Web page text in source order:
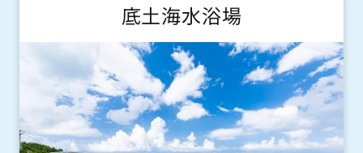
04996-9-5435
HJPレンタカー
04996-2-5651
hjpilot.com/ren.html
底土海水浴場